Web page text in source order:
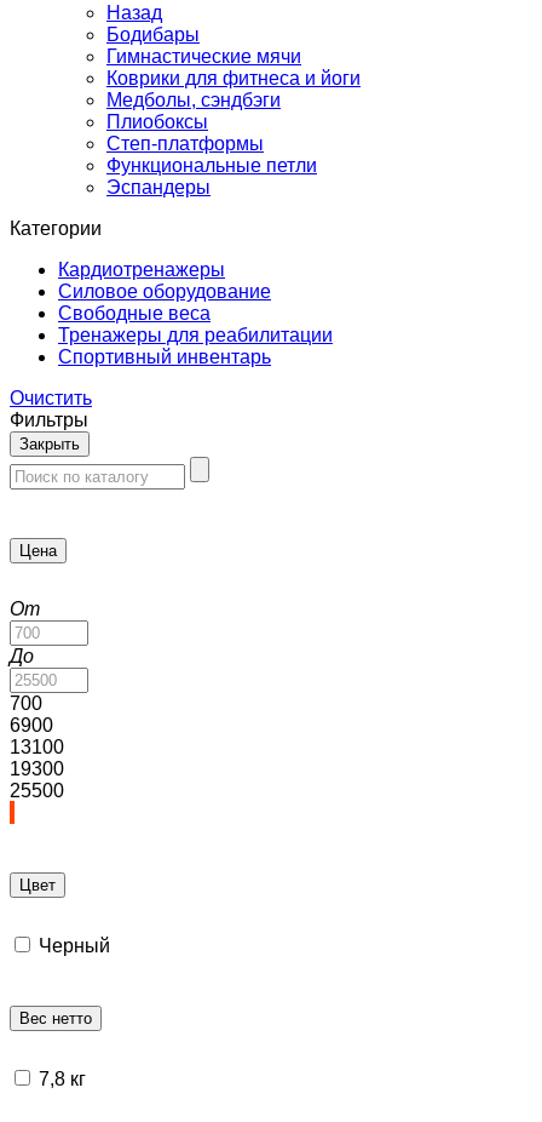
Назад
Бодибары
Гимнастические мячи
Коврики для фитнеса и йоги
Медболы, сэндбэги
Плиобоксы
Степ-платформы
Функциональные петли
Эспандеры
Категории
Кардиотренажеры
Силовое оборудование
Свободные веса
Тренажеры для реабилитации
Спортивный инвентарь
Очистить
Фильтры
Закрыть
Цена
От
До
700
6900
13100
19300
25500
Цвет
Черный
Вес нетто
7,8 кг